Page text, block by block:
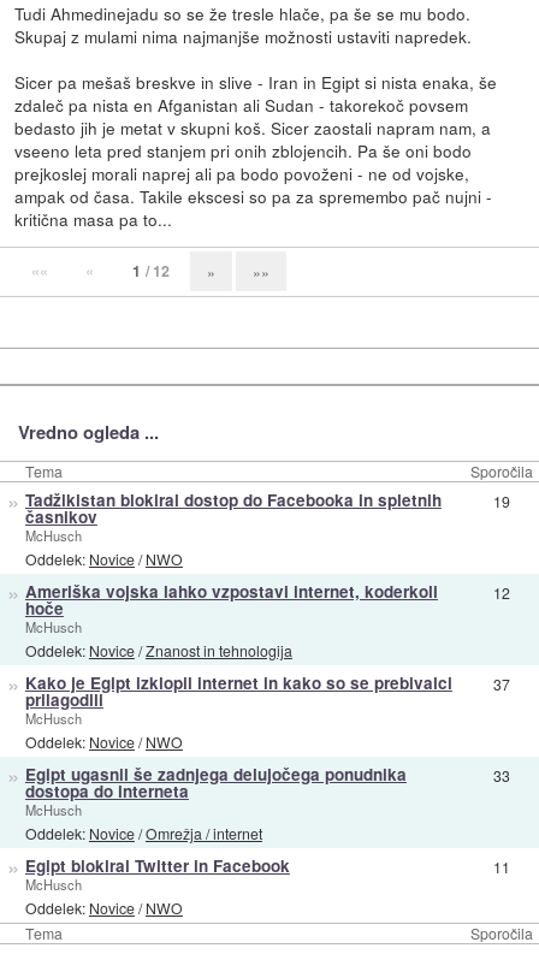
Tudi Ahmedinejadu so se že tresle hlače, pa še se mu bodo.
Skupaj z mulami nima najmanjše možnosti ustaviti napredek.
Sicer pa mešaš breskve in slive - Iran in Egipt si nista enaka, še
zdaleč pa nista en Afganistan ali Sudan - takorekoč povsem
bedasto jih je metat v skupni koš. Sicer zaostali napram nam, a
vseeno leta pred stanjem pri onih zblojencih. Pa še oni bodo
prejkoslej morali naprej ali pa bodo povoženi - ne od vojske,
ampak od časa. Takile ekscesi so pa za spremembo pač nujni -
kritična masa pa to...
«« « 1 / 12 » »»
Vredno ogleda ...
Tema Sporočila
Tema Sporočila
» Tadžikistan blokiral dostop do Facebooka in spletnih
časnikov
McHusch
Oddelek: Novice/NWO
19
» Ameriška vojska lahko vzpostavi internet, koderkoli
hoče
McHusch
Oddelek: Novice/Znanost in tehnologija
12
» Kako je Egipt izklopil internet in kako so se prebivalci
prilagodili
McHusch
Oddelek: Novice/NWO
37
» Egipt ugasnil še zadnjega delujočega ponudnika
dostopa do interneta
McHusch
Oddelek: Novice/Omrežja / internet
33
» Egipt blokiral Twitter in Facebook
McHusch
Oddelek: Novice/NWO
11